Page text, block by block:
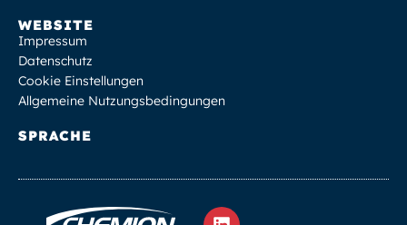
WEBSITE
Impressum
Datenschutz
Cookie Einstellungen
Allgemeine Nutzungsbedingungen
SPRACHE